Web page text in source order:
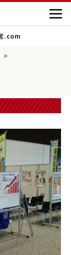
.com
>